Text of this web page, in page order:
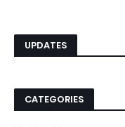
UPDATES
CATEGORIES